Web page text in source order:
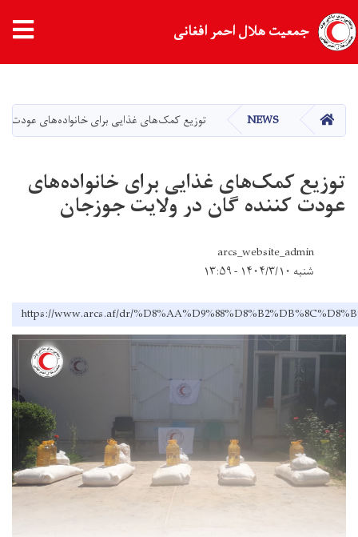
main
content
جمعیت هلال احمر افغانی
HOME
NEWS توزیع کمک‌های غذایی برای خانواده‌های عودت
توزیع کمک‌های غذایی برای خانواده‌های
عودت کننده گان در ولایت جوزجان
arcs_website_admin
شنبه ۱۴۰۴/۳/۱۰ - ۱۳:۵۹
https://www.arcs.af/dr/